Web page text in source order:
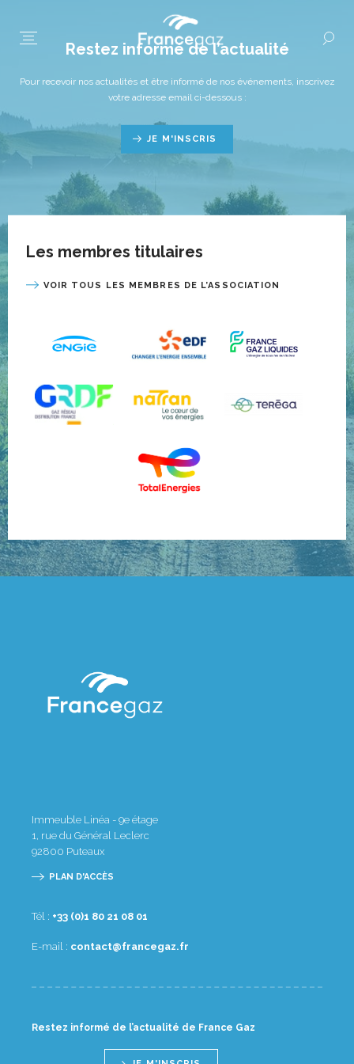
Restez informé de l’actualité
Pour recevoir nos actualités et être informé de nos événements, inscrivez
votre adresse email ci-dessous :
JE M'INSCRIS
Les membres titulaires
VOIR TOUS LES MEMBRES DE L’ASSOCIATION
Immeuble Linéa - 9e étage
1, rue du Général Leclerc
92800 Puteaux
PLAN D'ACCÈS
Tél : 10 80 12 08 1(0) 33+
E-mail : rf.zagecnarf@tcatnoc
Restez informé de l’actualité de France Gaz